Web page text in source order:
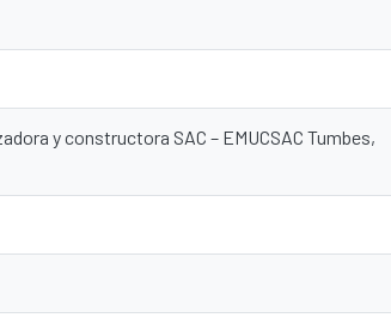
y constructora SAC – EMUCSAC Tumbes,